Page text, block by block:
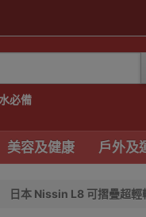
必備
美容及健康 戶外及
日本 Nissin L8 可摺疊超輕